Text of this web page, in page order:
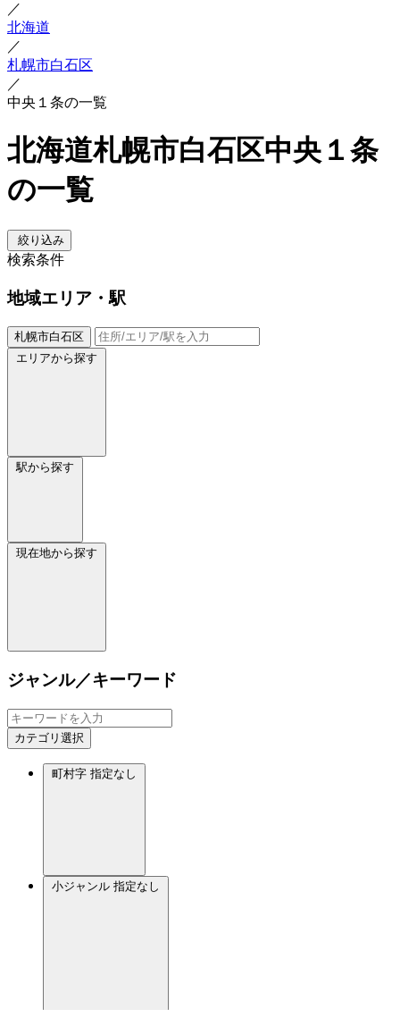
／
北海道
／
札幌市白石区
／
中央１条の一覧
北海道札幌市白石区中央１条
の一覧
絞り込み
検索条件
地域エリア・駅
札幌市白石区
エリアから探す
駅から探す
現在地から探す
ジャンル／キーワード
カテゴリ選択
町村字 指定なし
小ジャンル 指定なし